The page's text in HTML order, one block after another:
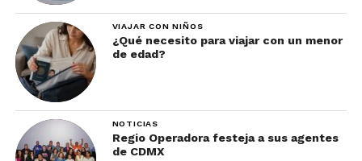
VIAJAR CON NIÑOS
¿Qué necesito para viajar con un menor
de edad?
NOTICIAS
Regio Operadora festeja a sus agentes
de CDMX